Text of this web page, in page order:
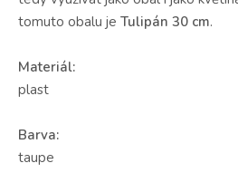
tomuto obalu je Tulipán 30 cm.
Materiál:
plast
Barva:
taupe